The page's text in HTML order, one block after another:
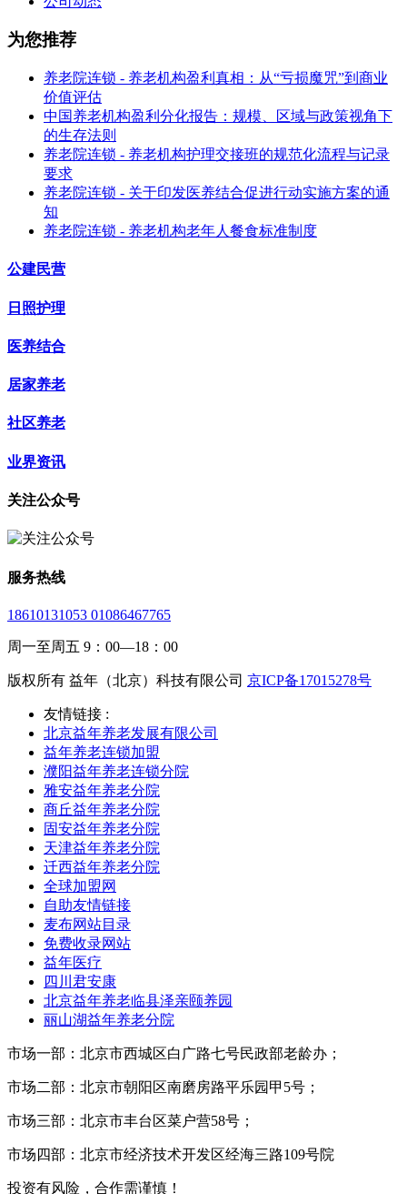
为您推荐
养老院连锁 - 养老机构盈利真相：从“亏损魔咒”到商业
价值评估
中国养老机构盈利分化报告：规模、区域与政策视角下
的生存法则
养老院连锁 - 养老机构护理交接班的规范化流程与记录
要求
养老院连锁 - 关于印发医养结合促进行动实施方案的通
知
养老院连锁 - 养老机构老年人餐食标准制度
公建民营
日照护理
医养结合
居家养老
社区养老
业界资讯
关注公众号
服务热线
18610131053 01086467765
周一至周五 9：00—18：00
版权所有 益年（北京）科技有限公司 京ICP备17015278号
友情链接 :
北京益年养老发展有限公司
益年养老连锁加盟
濮阳益年养老连锁分院
雅安益年养老分院
商丘益年养老分院
固安益年养老分院
天津益年养老分院
迁西益年养老分院
全球加盟网
自助友情链接
麦布网站目录
免费收录网站
益年医疗
四川君安康
北京益年养老临县泽亲颐养园
丽山湖益年养老分院
市场一部：北京市西城区白广路七号民政部老龄办；
市场二部：北京市朝阳区南磨房路平乐园甲5号；
市场三部：北京市丰台区菜户营58号；
市场四部：北京市经济技术开发区经海三路109号院
投资有风险，合作需谨慎！